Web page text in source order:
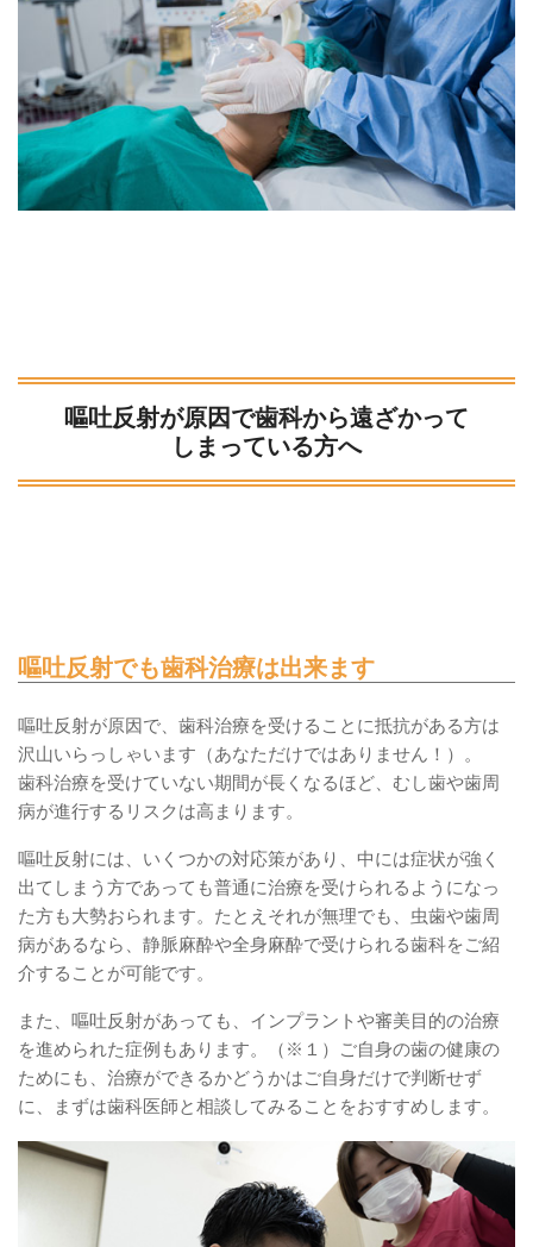
嘔吐反射が原因で歯科から遠ざかって
しまっている方へ
嘔吐反射でも歯科治療は出来ます
嘔吐反射が原因で、歯科治療を受けることに抵抗がある方は
沢山いらっしゃいます（あなただけではありません！）。
歯科治療を受けていない期間が長くなるほど、むし歯や歯周
病が進行するリスクは高まります。
嘔吐反射には、いくつかの対応策があり、中には症状が強く
出てしまう方であっても普通に治療を受けられるようになっ
た方も大勢おられます。たとえそれが無理でも、虫歯や歯周
病があるなら、静脈麻酔や全身麻酔で受けられる歯科をご紹
介することが可能です。
また、嘔吐反射があっても、インプラントや審美目的の治療
を進められた症例もあります。（※１）ご自身の歯の健康の
ためにも、治療ができるかどうかはご自身だけで判断せず
に、まずは歯科医師と相談してみることをおすすめします。